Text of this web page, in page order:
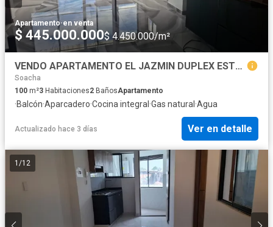
Apartamento·en venta
$ 445.000.000$ 4.450.000/m²
VENDO APARTAMENTO EL JAZMIN DUPLEX ESTRENAR 100 M2, PISO 6
Soacha
100 m²3 Habitaciones2 BañosApartamento
·Balcón·Aparcadero·Cocina integral ·Gas natural ·Agua
Actualizado hace 3 días Ver en detalle
1 /12